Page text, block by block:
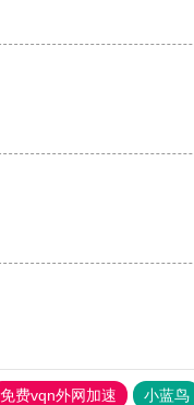
免费vqn外网加速 小蓝鸟